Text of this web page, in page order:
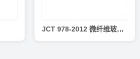
JCT 978-2012 微纤维玻璃棉